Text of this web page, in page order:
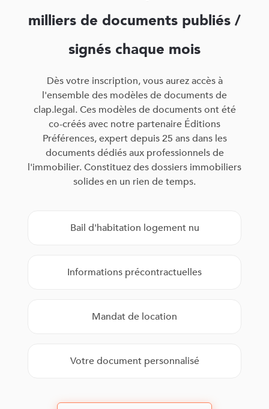
milliers de documents publiés /
signés chaque mois
Dès votre inscription, vous aurez accès à
l'ensemble des modèles de documents de
clap.legal. Ces modèles de documents ont été
co-créés avec notre partenaire Éditions
Préférences, expert depuis 25 ans dans les
documents dédiés aux professionnels de
l'immobilier. Constituez des dossiers immobiliers
solides en un rien de temps.
Bail d'habitation logement nu
Informations précontractuelles
Mandat de location
Votre document personnalisé